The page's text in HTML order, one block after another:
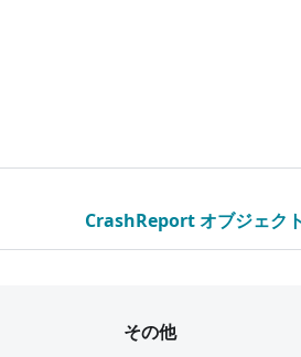
CrashReport オブジェクト
その他